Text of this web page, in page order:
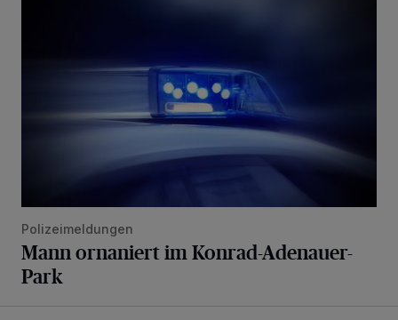
Polizeimeldungen
Mann ornaniert im Konrad-Adenauer-
Park